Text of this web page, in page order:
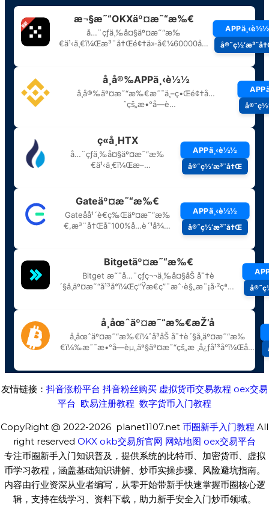
友情链接： 抖音涨粉平台 抖音粉丝购买 虚拟货币交易教程 oex交易
平台 欧易注册教程 数字货币入门教程
CopyRight @ 2022-2026 planet1107.net 币圈新手入门教程 All
right reserved OKX okb交易所官网 网站地图 oex交易平台
专注币圈新手入门知识普及，提供系统的比特币、加密货币、虚拟
币学习教程，涵盖基础知识讲解、炒币实操步骤、风险避坑指南。
内容由行业资深从业者编写，从零开始带新手快速掌握币圈核心逻
辑，支持在线学习、资料下载，助力新手安全入门炒币领域。